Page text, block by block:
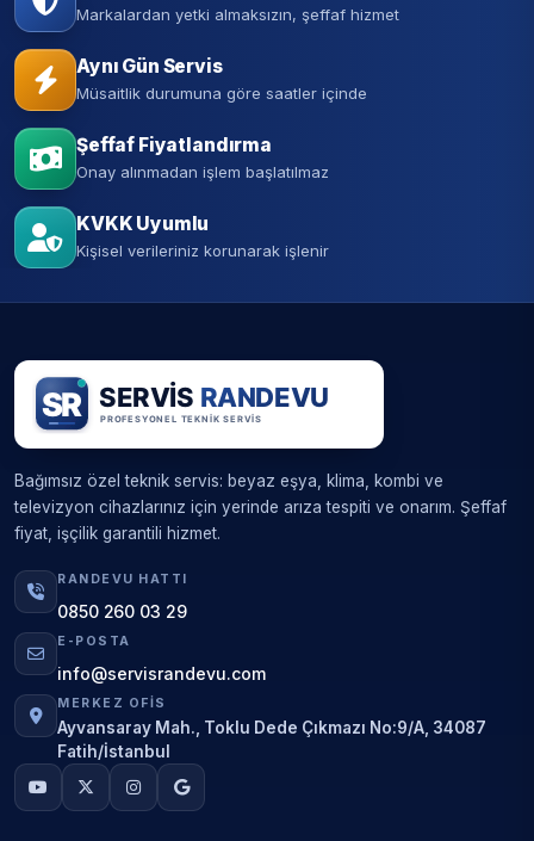
Markalardan yetki almaksızın, şeffaf hizmet
Aynı Gün Servis
Müsaitlik durumuna göre saatler içinde
Şeffaf Fiyatlandırma
Onay alınmadan işlem başlatılmaz
KVKK Uyumlu
Kişisel verileriniz korunarak işlenir
Bağımsız özel teknik servis: beyaz eşya, klima, kombi ve
televizyon cihazlarınız için yerinde arıza tespiti ve onarım. Şeffaf
fiyat, işçilik garantili hizmet.
RANDEVU HATTI
0850 260 03 29
E-POSTA
info@servisrandevu.com
MERKEZ OFIS
Ayvansaray Mah., Toklu Dede Çıkmazı No:9/A, 34087
Fatih/İstanbul